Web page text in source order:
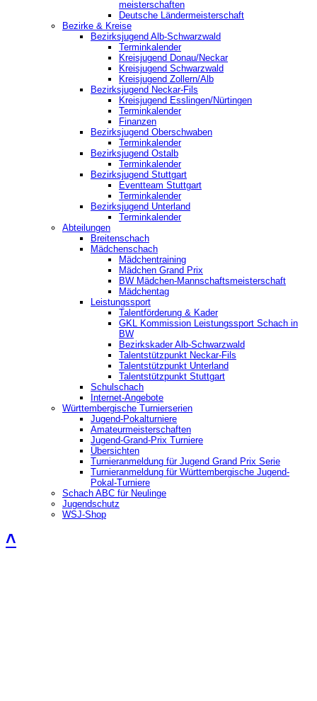
meisterschaften
Deutsche Ländermeisterschaft
Bezirke & Kreise
Bezirksjugend Alb-Schwarzwald
Terminkalender
Kreisjugend Donau/Neckar
Kreisjugend Schwarzwald
Kreisjugend Zollern/Alb
Bezirksjugend Neckar-Fils
Kreisjugend ‎Esslingen/Nürtingen
Terminkalender
Finanzen
Bezirksjugend Oberschwaben
Terminkalender
Bezirksjugend Ostalb
Terminkalender
Bezirksjugend Stuttgart
‎Eventteam Stuttgart
Terminkalender
Bezirksjugend Unterland
Terminkalender
Abteilungen
Breitenschach
Mädchenschach
Mädchentraining
Mädchen Grand Prix
BW Mädchen-Mannschaftsmeisterschaft
Mädchentag
Leistungssport
Talentförderung & Kader
GKL Kommission Leistungssport Schach in
BW
Bezirkskader Alb-Schwarzwald
Talentstützpunkt Neckar-Fils
Talentstützpunkt Unterland
Talentstützpunkt Stuttgart
Schulschach
Internet-Angebote
Württembergische Turnierserien
Jugend-Pokalturniere
Amateurmeisterschaften
Jugend-Grand-Prix Turniere
Übersichten
Turnieranmeldung für Jugend Grand Prix Serie
Turnieranmeldung für Württembergische Jugend-
Pokal-Turniere
Schach ABC für Neulinge
Jugendschutz
WSJ-Shop
˄